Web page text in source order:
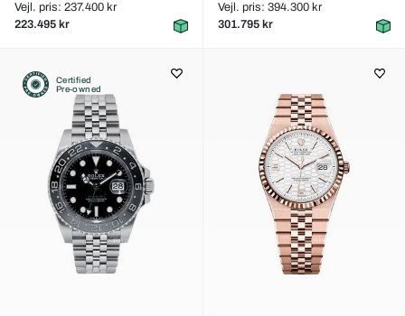
Vejl. pris: 237.400 kr
223.495 kr
Vejl. pris: 394.300 kr
301.795 kr
Certified
Pre-owned